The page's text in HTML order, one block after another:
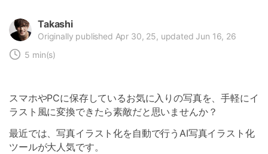
Takashi
Originally published Apr 30, 25, updated Jun 16, 26
5 min(s)
スマホやPCに保存しているお気に入りの写真を、手軽にイ
ラスト風に変換できたら素敵だと思いませんか？
最近では、写真イラスト化を自動で行うAI写真イラスト化
ツールが大人気です。